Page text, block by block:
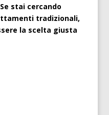
stai cercando
tradizionali,
la scelta giusta